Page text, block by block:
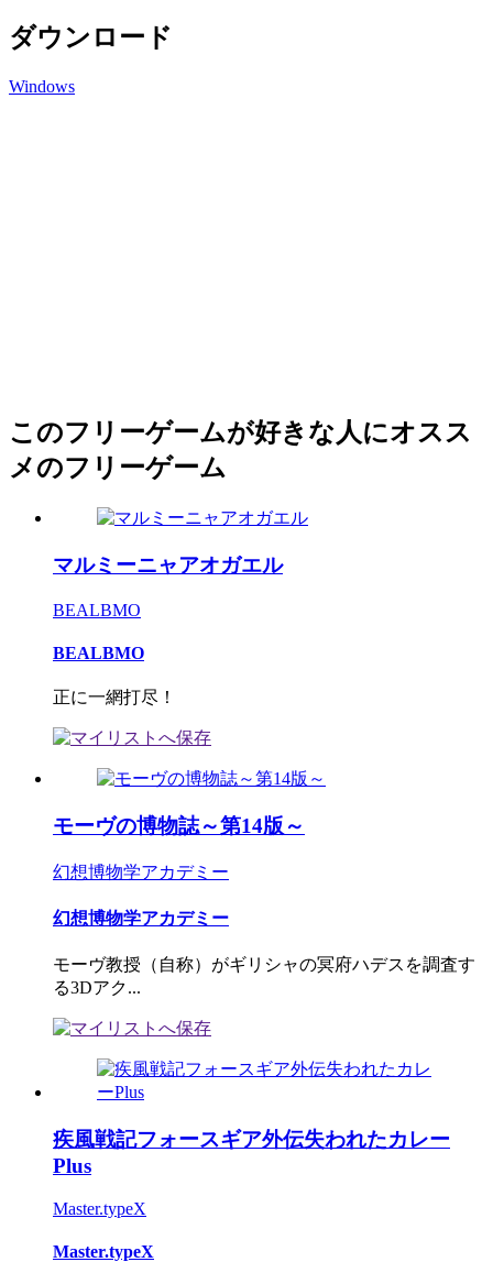
ダウンロード
Windows
このフリーゲームが好きな人にオスス
メのフリーゲーム
マルミーニャアオガエル
BEALBMO
BEALBMO
正に一網打尽！
モーヴの博物誌～第14版～
幻想博物学アカデミー
幻想博物学アカデミー
モーヴ教授（自称）がギリシャの冥府ハデスを調査す
る3Dアク...
疾風戦記フォースギア外伝失われたカレー
Plus
Master.typeX
Master.typeX